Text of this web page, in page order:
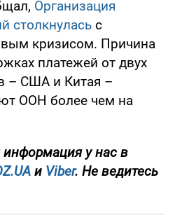
Организация
столкнулась с
кризисом. Причина
платежей от двух
– США и Китая –
ООН более чем на
информация у нас в
и Viber. Не ведитесь